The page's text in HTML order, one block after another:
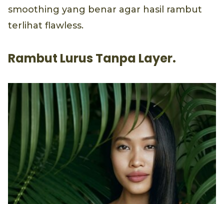
smoothing yang benar agar hasil rambut
terlihat flawless.
Rambut Lurus Tanpa Layer.